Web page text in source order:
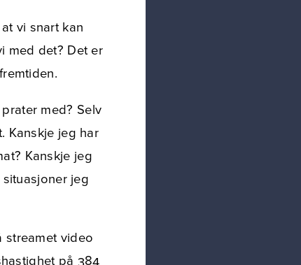
vi snart kan
med det? Det er
med? Selv
Kanskje jeg har
Kanskje jeg
jeg
streamet video
på 384